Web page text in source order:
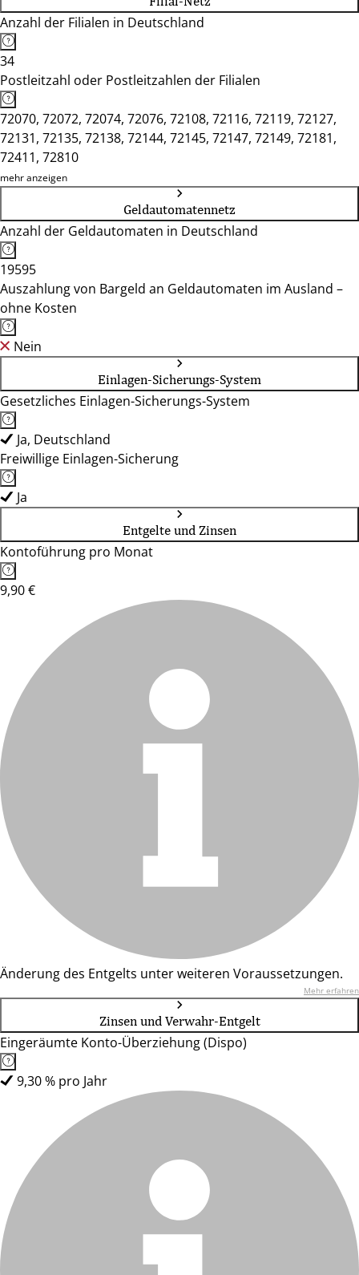
Anzahl der Filialen in Deutschland
34
Postleitzahl oder Postleitzahlen der Filialen
72070, 72072, 72074, 72076, 72108, 72116, 72119, 72127,
72131, 72135, 72138, 72144, 72145, 72147, 72149, 72181,
72411, 72810
mehr anzeigen
Geldautomatennetz
Anzahl der Geldautomaten in Deutschland
19595
Auszahlung von Bargeld an Geldautomaten im Ausland –
ohne Kosten
Nein
Einlagen-Sicherungs-System
Gesetzliches Einlagen-Sicherungs-System
Ja, Deutschland
Freiwillige Einlagen-Sicherung
Ja
Entgelte und Zinsen
Kontoführung pro Monat
9,90 €
Änderung des Entgelts unter weiteren Voraussetzungen.
Mehr erfahren
Zinsen und Verwahr-Entgelt
Eingeräumte Konto-Überziehung (Dispo)
9,30 % pro Jahr